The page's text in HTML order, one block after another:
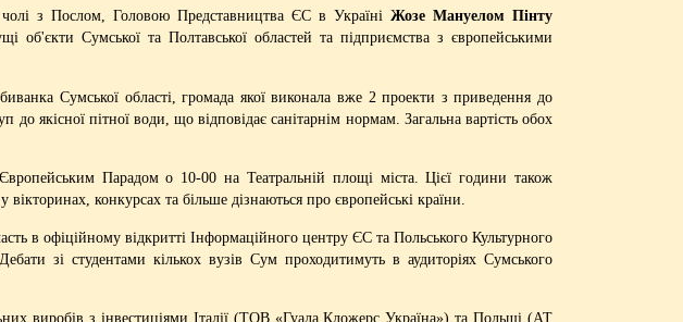
з Послом, Головою Представництва ЄС в Україні Жозе Мануелом Пінту
об'єкти Сумської та Полтавської областей та підприємства з європейськими
Сумської області, громада якої виконала вже 2 проекти з приведення до
якісної пітної води, що відповідає санітарнім нормам. Загальна вартість обох
Парадом о 10-00 на Театральній площі міста. Цієї години також
конкурсах та більше дізнаються про європейські країни.
в офіційному відкритті Інформаційного центру ЄС та Польського Культурного
зі студентами кількох вузів Сум проходитимуть в аудиторіях Сумського
виробів з інвестиціями Італії (ТОВ «Гуала Кложерс Україна») та Польщі (АТ